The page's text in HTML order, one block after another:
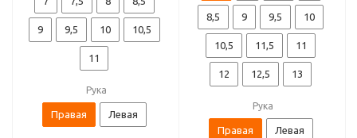
9 9,5 10 10,5
11
Рука
Правая Левая
8,5 9 9,5 10
10,5 11,5 11
12 12,5 13
Рука
Правая Левая